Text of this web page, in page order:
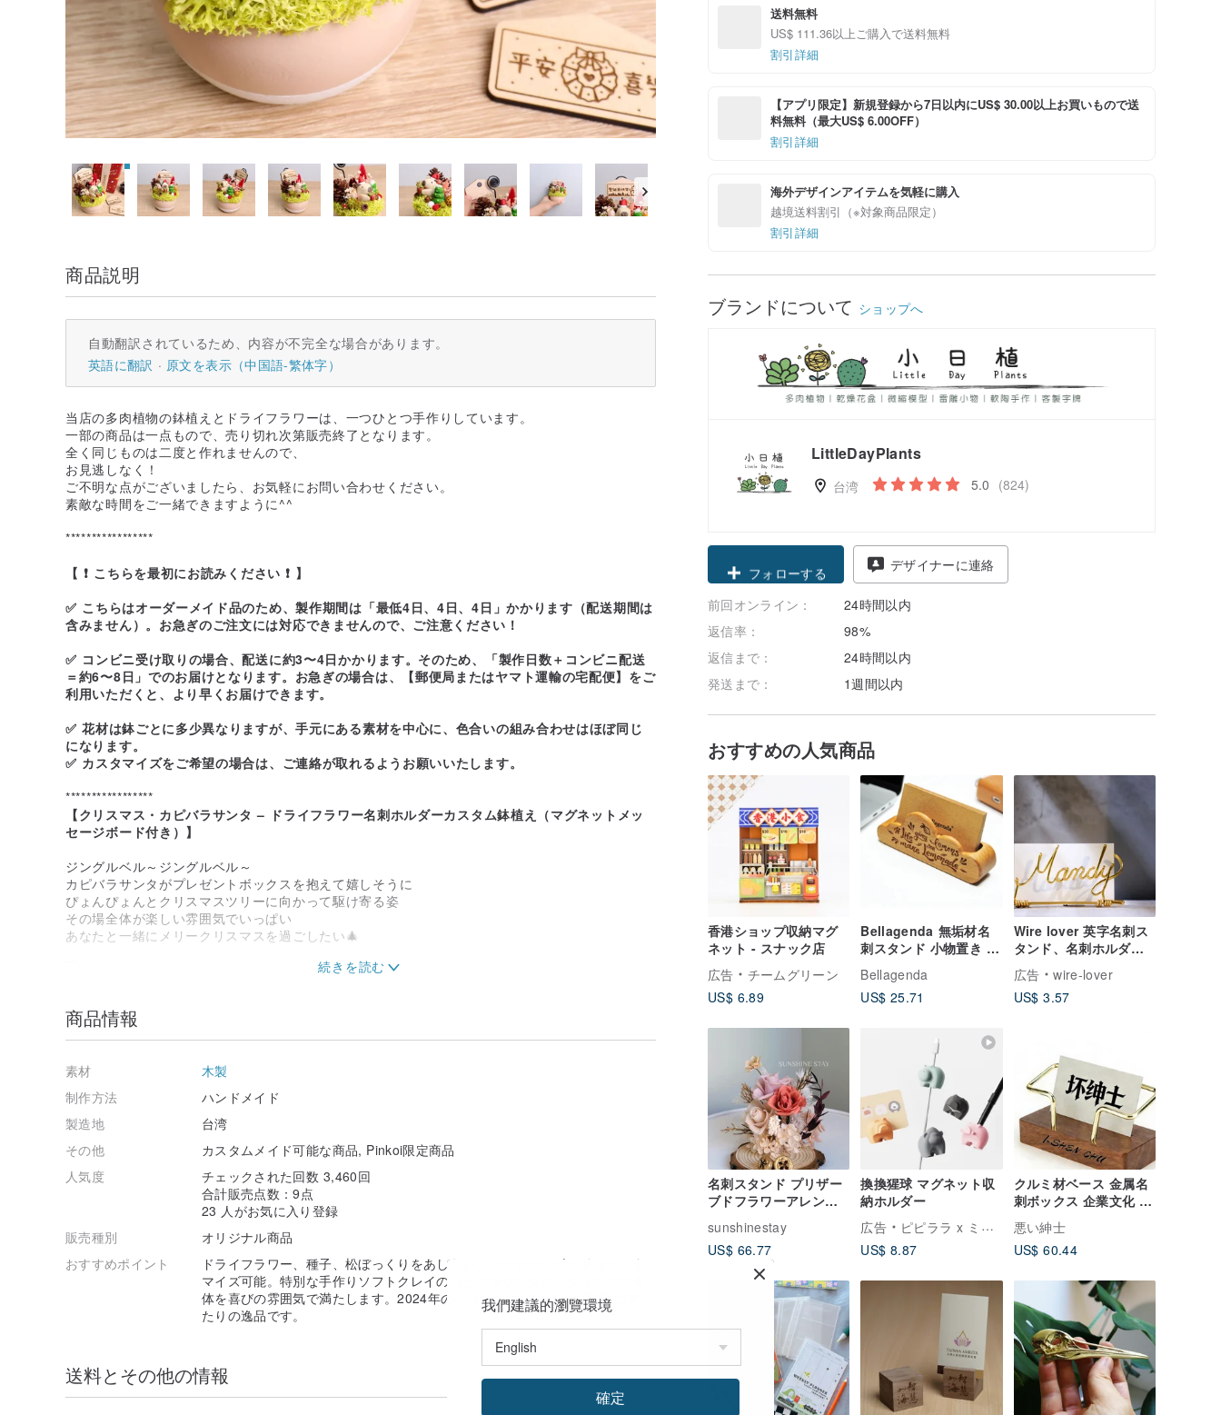
送料無料
US$ 111.36以上ご購入で送料無料
割引詳細
【アプリ限定】新規登録から7日以内にUS$ 30.00以上お買いもので送
料無料（最大US$ 6.00OFF）
割引詳細
海外デザインアイテムを気軽に購入
越境送料割引（※対象商品限定）
割引詳細
ブランドについて ショップへ
LittleDayPlants
台湾 5.0 (824)
クーポン取得
フォローする
デザイナーに連絡
前回オンライン：
24時間以内
返信率：
98%
返信まで：
24時間以内
発送まで：
1週間以内
おすすめの人気商品
香港ショップ収納マグ
ネット - スナック店
広告
チームグリーン
US$ 6.89
Bellagenda 無垢材名
刺スタンド 小物置き デ
カスタマイズ 刻印 文字
入れ
Bellagenda
US$ 25.71
Wire lover 英字名刺ス
タンド、名刺ホルダ
ー、カスタムメイド、
金属ワイヤー作品 クリ
スマスプレゼント
広告
wire-lover
US$ 3.57
名刺スタンド プリザー
ブドフラワーアレンジ
メント
sunshinestay
US$ 66.77
換換猩球 マグネット収
納ホルダー
広告
ピピララ x ミエロオ
US$ 8.87
クルミ材ベース 金属名
刺ボックス 企業文化 ス
チール名刺ベース
悪い紳士
US$ 60.44
商品説明
自動翻訳されているため、内容が不完全な場合があります。
英語に翻訳
原文を表示（中国語-繁体字）
当店の多肉植物の鉢植えとドライフラワーは、一つひとつ手作りしています。
一部の商品は一点もので、売り切れ次第販売終了となります。
全く同じものは二度と作れませんので、
お見逃しなく！
ご不明な点がございましたら、お気軽にお問い合わせください。
素敵な時間をご一緒できますように^^
*****************
【 ❗ こちらを最初にお読みください ❗ 】
✅ こちらはオーダーメイド品のため、製作期間は「最低4日、4日、4日」かかります（配送期間は
含みません）。お急ぎのご注文には対応できませんので、ご注意ください！
✅ コンビニ受け取りの場合、配送に約3〜4日かかります。そのため、「製作日数＋コンビニ配送
＝約6〜8日」でのお届けとなります。お急ぎの場合は、【郵便局またはヤマト運輸の宅配便】をご
利用いただくと、より早くお届けできます。
✅ 花材は鉢ごとに多少異なりますが、手元にある素材を中心に、色合いの組み合わせはほぼ同じ
になります。
✅ カスタマイズをご希望の場合は、ご連絡が取れるようお願いいたします。
*****************
【クリスマス・カピバラサンタ – ドライフラワー名刺ホルダーカスタム鉢植え（マグネットメッ
セージボード付き）】
ジングルベル～ジングルベル～
カピバラサンタがプレゼントボックスを抱えて嬉しそうに
ぴょんぴょんとクリスマスツリーに向かって駆け寄る姿
その場全体が楽しい雰囲気でいっぱい
あなたと一緒にメリークリスマスを過ごしたい🎄
|正面を見る|
|右側を見る|
|手作りのソフトクレイ製ミニカピバラサンタ|
|全て小日植が心を込めて手作りしています～|
|クリスマスツリーも❤|
▂▂▂▂▂▂▂▂▂▂▂▂▂▂▂▂▂▂▂▂▂▂
|上部のメッセージボードはマグネット式|
|取り外してメモや冷蔵庫マグネットとしても使えます|
✅こちらの商品にはメッセージボードが1枚付属しています。追加で購入される場合は、80元でご
www.pinkoi.com/product/DUBiHqsS
|3種類の定型デザインから選べます|
|追加料金なしでカスタマイズも可能です！|
商品情報
素材
木製
制作方法
ハンドメイド
製造地
台湾
その他
カスタムメイド可能な商品, Pinkoi限定商品
人気度
チェックされた回数 3,460回
合計販売点数：9点
23 人がお気に入り登録
販売種別
オリジナル商品
おすすめポイント
ドライフラワー、種子、松ぼっくりをあしらい、メッセージボードはカスタ
マイズ可能。特別な手作りソフトクレイのカピバラサンタが、クリスマス全
体を喜びの雰囲気で満たします。2024年のクリスマスプレゼント交換にぴっ
たりの逸品です。
送料とその他の情報
我們建議的瀏覽環境
確定